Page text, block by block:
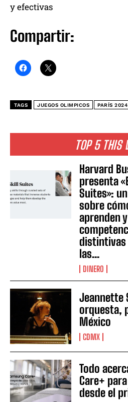
TOP 5 THIS
Harvard
presenta
Suites»:
sobre
aprenden
distintivas
las...
DINERO
Jeannette
orquesta,
México
CDMX
Todo
Care+
desde el
y efectivas
Compartir:
TAGS JUEGOS OLIMPICOS PARÍS 2024